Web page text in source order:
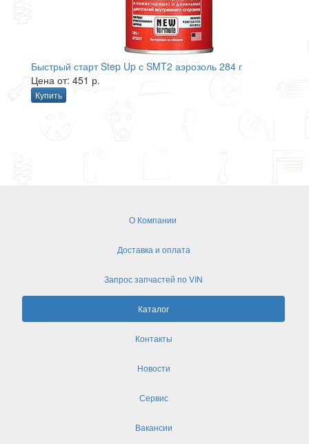
Быстрый старт Step Up с SMT2 аэрозоль 284 г
Цена от: 451 р.
Купить
О Компании
Доставка и оплата
Запрос запчастей по VIN
Каталог
Контакты
Новости
Сервис
Вакансии